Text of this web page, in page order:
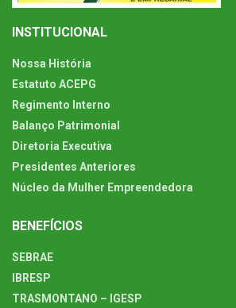
INSTITUCIONAL
Nossa História
Estatuto ACEPG
Regimento Interno
Balanço Patrimonial
Diretoria Executiva
Presidentes Anteriores
Núcleo da Mulher Empreendedora
BENEFÍCIOS
SEBRAE
IBRESP
TRASMONTANO – IGESP